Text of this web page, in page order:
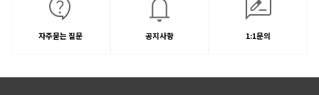
자주묻는 질문 공지사항 1:1문의